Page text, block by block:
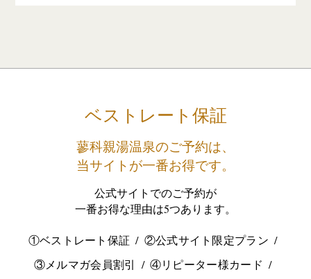
ベストレート保証
蓼科親湯温泉のご予約は、
当サイトが一番お得です。
公式サイトでのご予約が
一番お得な理由は5つあります。
①ベストレート保証
②公式サイト限定プラン
③メルマガ会員割引
④リピーター様カード